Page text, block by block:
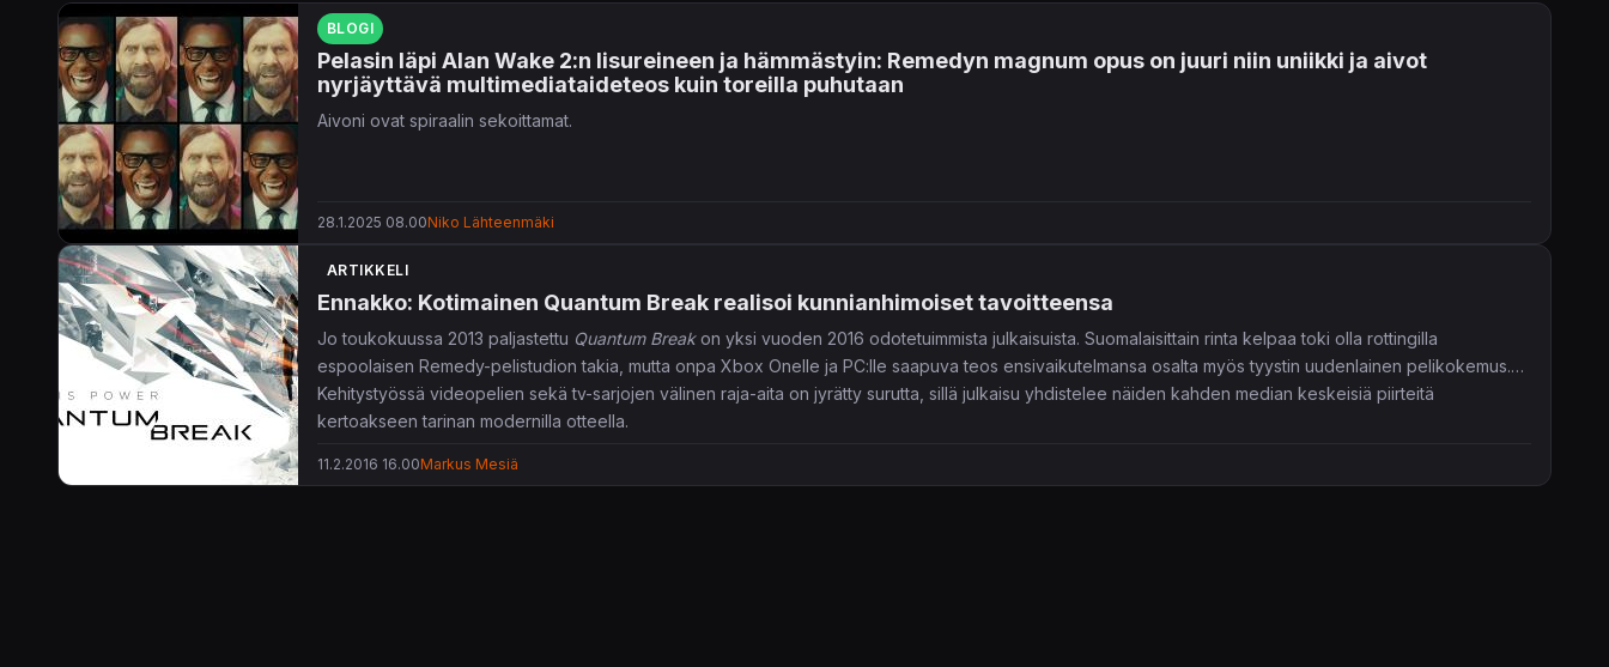
BLOGI
Pelasin läpi Alan Wake 2:n lisureineen ja hämmästyin: Remedyn magnum opus on juuri niin uniikki ja aivot
nyrjäyttävä multimediataideteos kuin toreilla puhutaan
Aivoni ovat spiraalin sekoittamat.
28.1.2025 08.00Niko Lähteenmäki
ARTIKKELI
Ennakko: Kotimainen Quantum Break realisoi kunnianhimoiset tavoitteensa
Jo toukokuussa 2013 paljastettu Quantum Breakon yksi vuoden 2016 odotetuimmista julkaisuista. Suomalaisittain rinta kelpaa toki olla rottingilla
espoolaisen Remedy-pelistudion takia, mutta onpa Xbox Onelle ja PC:lle saapuva teos ensivaikutelmansa osalta myös tyystin uudenlainen pelikokemus.
Kehitystyössä videopelien sekä tv-sarjojen välinen raja-aita on jyrätty surutta, sillä julkaisu yhdistelee näiden kahden median keskeisiä piirteitä
kertoakseen tarinan modernilla otteella.
11.2.2016 16.00Markus Mesiä